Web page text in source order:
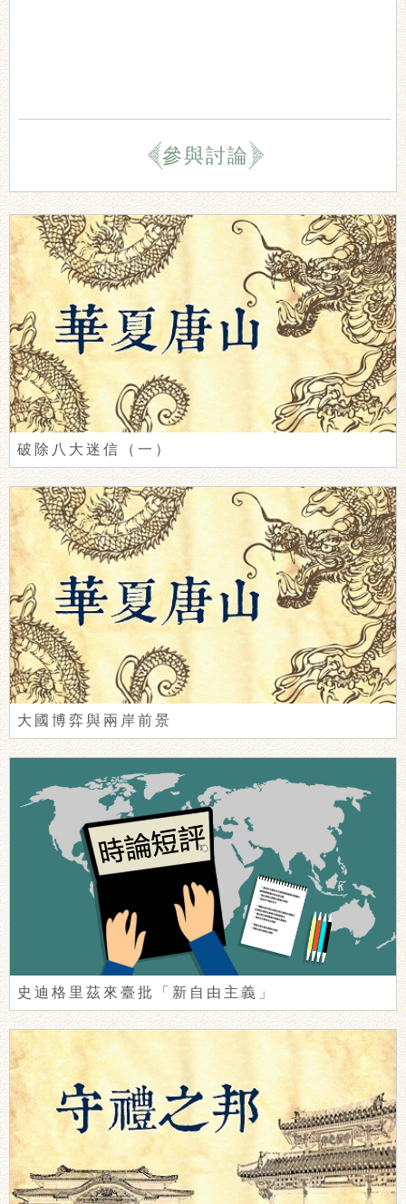
參與討論
破除八大迷信（一）
大國博弈與兩岸前景
史迪格里茲來臺批「新自由主義」